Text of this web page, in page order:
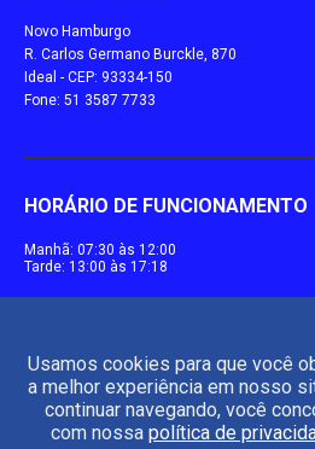
Novo Hamburgo
R. Carlos Germano Burckle, 870
Ideal - CEP: 93334-150
Fone: 51 3587 7733
HORÁRIO DE FUNCIONAMENTO
Manhã: 07:30 às 12:00
Tarde: 13:00 às 17:18
Usamos cookies para que você
a melhor experiência em nosso
continuar navegando, você
com nossa política de